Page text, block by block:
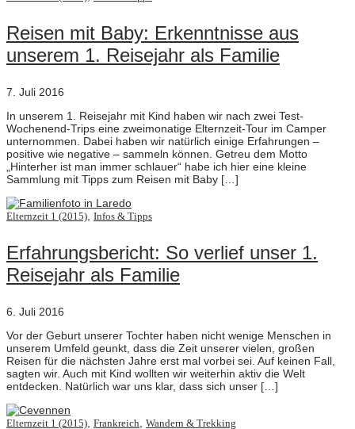
Reisen mit Baby: Erkenntnisse aus
unserem 1. Reisejahr als Familie
7. Juli 2016
In unserem 1. Reisejahr mit Kind haben wir nach zwei Test-
Wochenend-Trips eine zweimonatige Elternzeit-Tour im Camper
unternommen. Dabei haben wir natürlich einige Erfahrungen –
positive wie negative – sammeln können. Getreu dem Motto
„Hinterher ist man immer schlauer“ habe ich hier eine kleine
Sammlung mit Tipps zum Reisen mit Baby […]
Elternzeit 1 (2015) Infos & Tipps
Erfahrungsbericht: So verlief unser 1.
Reisejahr als Familie
6. Juli 2016
Vor der Geburt unserer Tochter haben nicht wenige Menschen in
unserem Umfeld geunkt, dass die Zeit unserer vielen, großen
Reisen für die nächsten Jahre erst mal vorbei sei. Auf keinen Fall,
sagten wir. Auch mit Kind wollten wir weiterhin aktiv die Welt
entdecken. Natürlich war uns klar, dass sich unser […]
Elternzeit 1 (2015) Frankreich Wandern & Trekking